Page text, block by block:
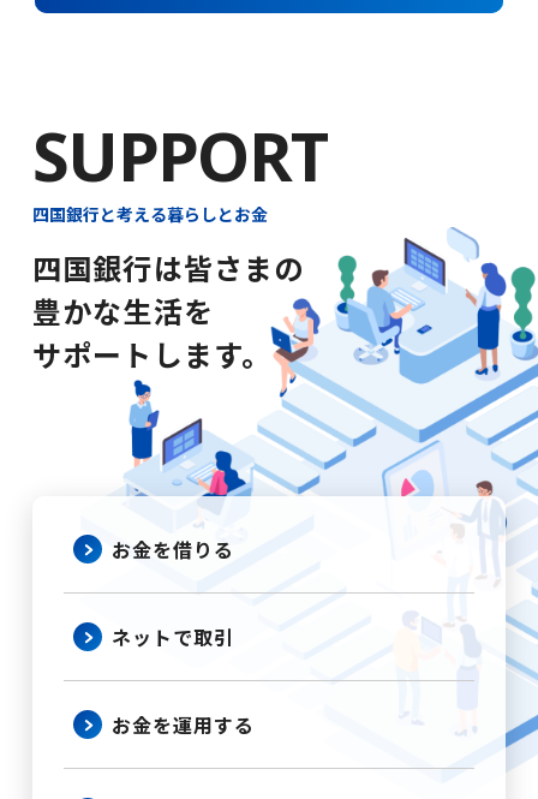
SUPPORT
四国銀行と考える暮らしとお金
四国銀行は皆さまの
豊かな生活を
サポートします。
お金を借りる
ネットで取引
お金を運用する